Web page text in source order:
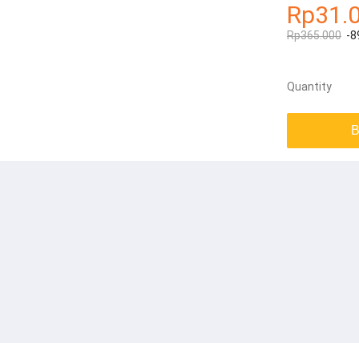
Rp365.000 -
Quantity